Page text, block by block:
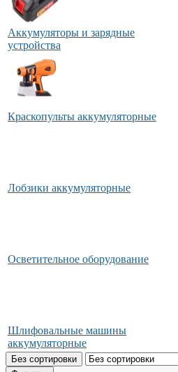
Аккумуляторы и зарядные
устройства
Краскопульты аккумуляторные
Лобзики аккумуляторные
Осветительное оборудование
Шлифовальные машины
аккумуляторные
Без сортировки